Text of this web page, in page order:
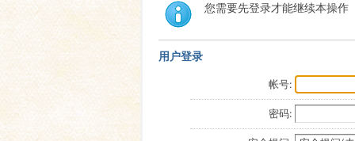
您需要先登录才能继续本操作
用户登录
帐号:
密码: